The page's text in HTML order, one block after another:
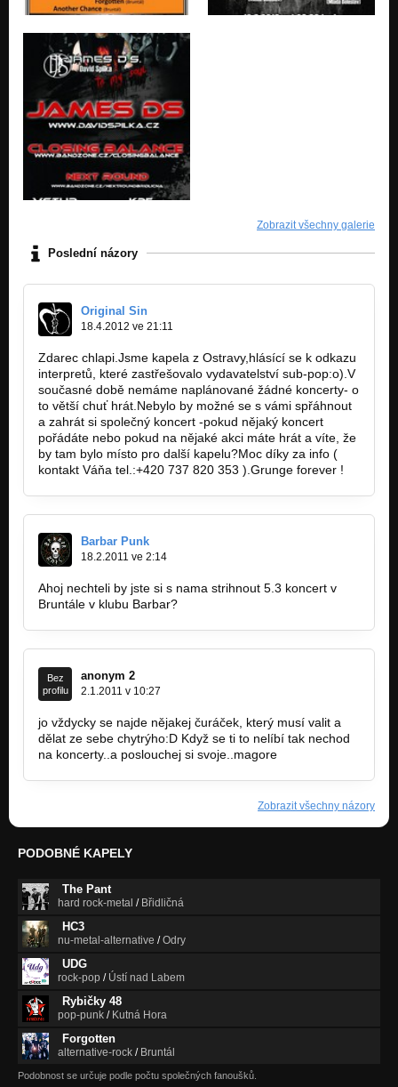
Zobrazit všechny galerie
Poslední názory
Original Sin
18.4.2012 ve 21:11
Zdarec chlapi.Jsme kapela z Ostravy,hlásící se k odkazu
interpretů, které zastřešovalo vydavatelství sub-pop:o).V
současné době nemáme naplánované žádné koncerty- o
to větší chuť hrát.Nebylo by možné se s vámi spřáhnout
a zahrát si společný koncert -pokud nějaký koncert
pořádáte nebo pokud na nějaké akci máte hrát a víte, že
by tam bylo místo pro další kapelu?Moc díky za info (
kontakt Váňa tel.:+420 737 820 353 ).Grunge forever !
Barbar Punk
18.2.2011 ve 2:14
Ahoj nechteli by jste si s nama strihnout 5.3 koncert v
Bruntále v klubu Barbar?
Bez
profilu
anonym 2
2.1.2011 v 10:27
jo vždycky se najde nějakej čuráček, který musí valit a
dělat ze sebe chytrýho:D Když se ti to nelíbí tak nechod
na koncerty..a poslouchej si svoje..magore
Zobrazit všechny názory
PODOBNÉ KAPELY
The Pant
hard rock-metal / Břidličná
HC3
nu-metal-alternative /Odry
UDG
rock-pop / Ústí nad Labem
Rybičky 48
pop-punk / Kutná Hora
Forgotten
alternative-rock / Bruntál
Podobnost se určuje podle počtu společných fanoušků.